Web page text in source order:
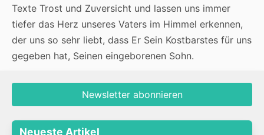
Texte Trost und Zuversicht und lassen uns immer
tiefer das Herz unseres Vaters im Himmel erkennen,
der uns so sehr liebt, dass Er Sein Kostbarstes für uns
gegeben hat, Seinen eingeborenen Sohn.
Newsletter abonnieren
Neueste Artikel